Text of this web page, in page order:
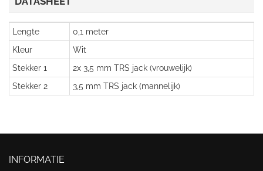
Lengte
0,1 meter
Kleur
Wit
Stekker 1
2x 3,5 mm TRS jack (vrouwelijk)
Stekker 2
3,5 mm TRS jack (mannelijk)
INFORMATIE